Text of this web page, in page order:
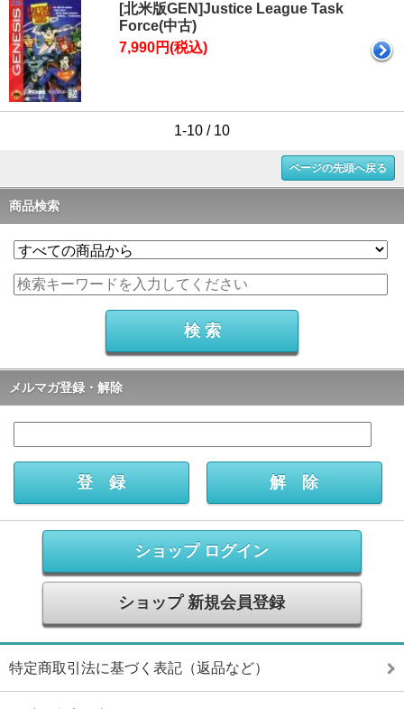
[北米版GEN]Justice League Task
Force(中古)
7,990円(税込)
1-10 / 10
ページの先頭へ戻る
商品検索
メルマガ登録・解除
ショップ ログイン
ショップ 新規会員登録
特定商取引法に基づく表記（返品など）